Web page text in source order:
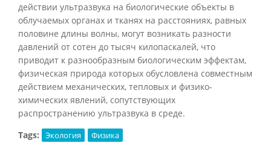
действии ультразвука на биологические объекты в
облучаемых органах и тканях на расстояниях, равных
половине длины волны, могут возникать разности
давлений от сотен до тысяч килопаскалей, что
приводит к разнообразным биологическим эффектам,
физическая природа которых обусловлена совместным
действием механических, тепловых и физико-
химических явлений, сопутствующих
распространению ультразвука в среде.
Tags:
Экология Физика